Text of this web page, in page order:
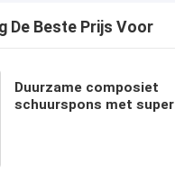
De Beste Prijs Voor
Duurzame composiet
schuurspons met super